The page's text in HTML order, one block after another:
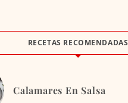
RECETAS RECOMENDADAS
Calamares En Salsa